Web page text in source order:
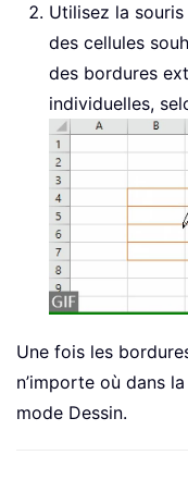
Utilisez la
des cellules
des bordures
individuelles,
Une fois les
n’importe où dans
mode Dessin.